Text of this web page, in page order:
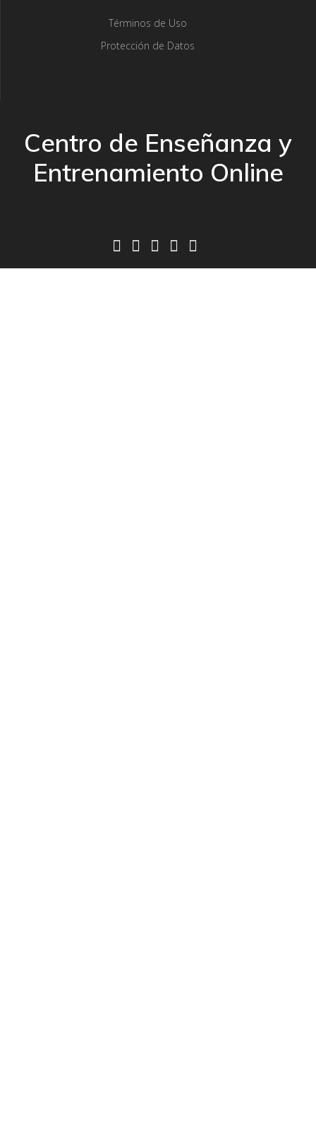
Términos de Uso
Protección de Datos
Centro de Enseñanza y
Entrenamiento Online